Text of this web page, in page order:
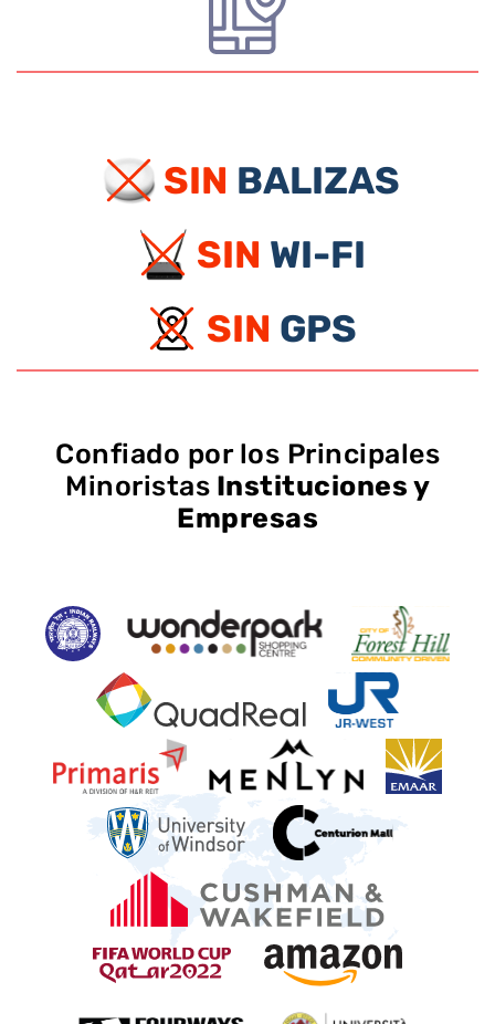
SIN BALIZAS
SIN WI-FI
SIN GPS
Confiado por los Principales
Minoristas Instituciones y
Empresas